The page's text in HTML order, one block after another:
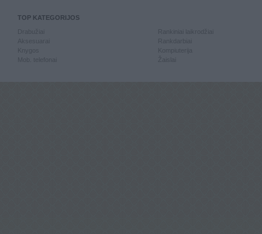
TOP KATEGORIJOS
Knygos
Mob. telefonai
Kompiuterija
Žaislai